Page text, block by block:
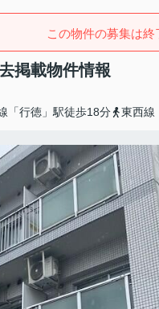
この物件の募集は終
掲載物件情報
「行徳」駅徒歩18分 東西線